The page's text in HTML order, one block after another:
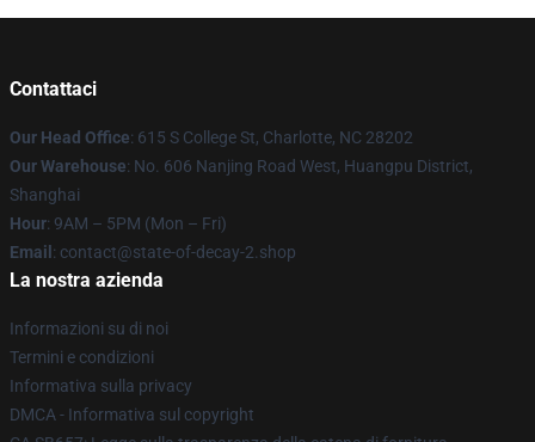
Contattaci
Our Head Office: 615 S College St, Charlotte, NC 28202
Our Warehouse: No. 606 Nanjing Road West, Huangpu District,
Shanghai
Hour: 9AM – 5PM (Mon – Fri)
Email : contact@state-of-decay-2.shop
La nostra azienda
Informazioni su di noi
Termini e condizioni
Informativa sulla privacy
DMCA - Informativa sul copyright